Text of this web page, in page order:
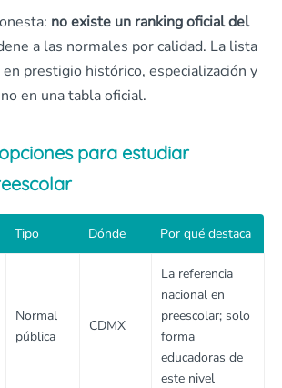
no existe un ranking oficial del
a las normales por calidad. La lista
en prestigio histórico, especialización y
en una tabla oficial.
para estudiar
Tipo Dónde Por qué destaca
Normal
pública
CDMX
La referencia
nacional en
preescolar; solo
forma
educadoras de
este nivel